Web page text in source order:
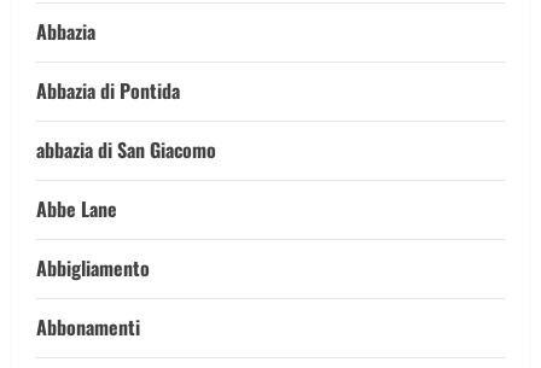
Abbazia
Abbazia di Pontida
abbazia di San Giacomo
Abbe Lane
Abbigliamento
Abbonamenti